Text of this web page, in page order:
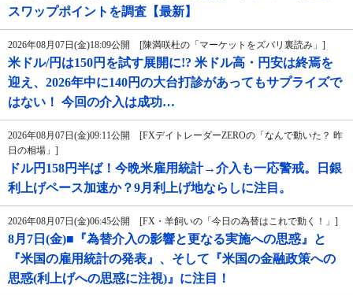
スワップポイントを調査【最新】
2026年08月07日(金)18:09公開 [陳満咲杜の「マーケットをズバリ裏読み」]
米ドル/円は150円を試す展開に!? 米ドル高・円安は終焉を
迎え、2026年中に140円の大台打診があってもサプライズで
はない！ 今回の介入は成功…
2026年08月07日(金)09:11公開 [FXデイトレーダーZEROの「なんで動いた？ 昨
日の相場」]
ドル円158円半ば！今晩米雇用統計→介入も一応警戒。日銀
利上げペース加速か？9月利上げ地ならしに注目。
2026年08月07日(金)06:45公開 [FX・羊飼いの「今日の為替はこれで動く！」]
8月7日(金)■『為替介入の影響と更なる実施への思惑』と
『米国の雇用統計の発表』、そして『米国の金融政策への
思惑(利上げへの思惑に注視)』に注目！